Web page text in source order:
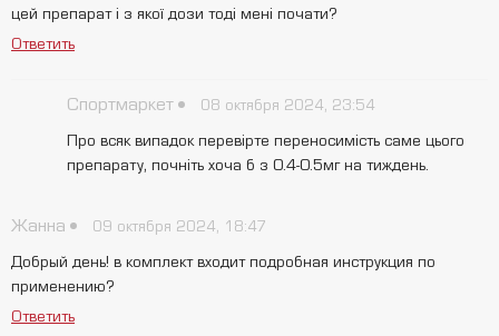
цей препарат і з якої дози тоді мені почати?
Ответить
Спортмаркет 08 октября 2024, 23:54
Про всяк випадок перевірте переносимість саме цього
препарату, почніть хоча б з 0.4-0.5мг на тиждень.
Жанна 09 октября 2024, 18:47
Добрый день! в комплект входит подробная инструкция по
применению?
Ответить